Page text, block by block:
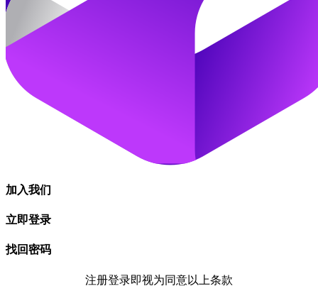
加入我们
立即登录
找回密码
注册登录即视为同意以上条款